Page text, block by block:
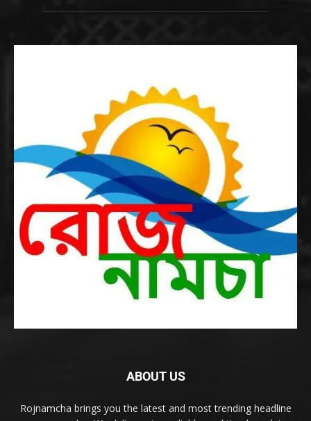
ABOUT US
Rojnamcha brings you the latest and most trending headline